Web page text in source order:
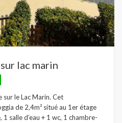
lac marin
sur le Lac Marin. Cet
de 2,4m² situé au 1er étage
salle d’eau + 1 wc, 1 chambre-